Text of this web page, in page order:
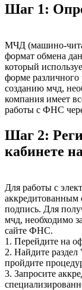
Шаг 1:
МЧД (машино-
формат обмена
который
форме
созданию мчд,
компания имеет
работы с ФНС
Шаг 2:
кабинете
Для работы с
подпись. Для
мчд, необходимо
сайте ФНС.
1. Перейдите на
2. Найдите
пройдите
3. Запросите